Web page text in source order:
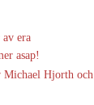
av era
asap!
Michael Hjorth och